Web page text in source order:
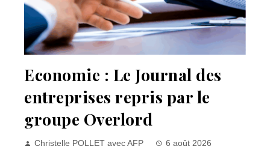
Economie : Le Journal des
entreprises repris par le
groupe Overlord
Christelle POLLET avec AFP 6 août 2026